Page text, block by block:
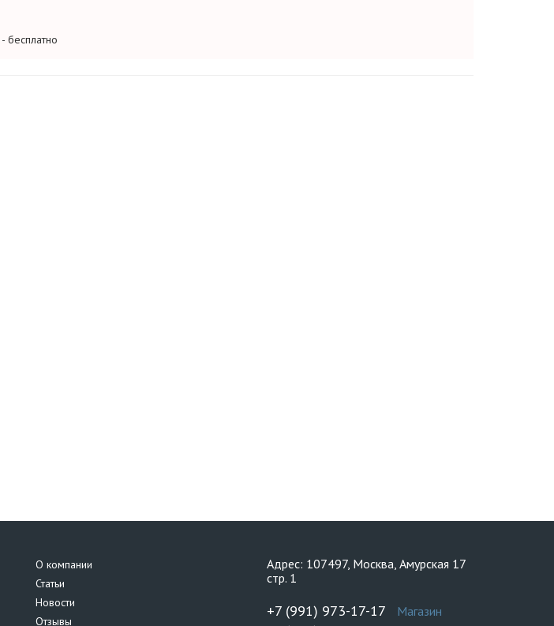
бесплатно
О компании
Статьи
Новости
Отзывы
Адрес: 107497, Москва, Амурская 17
стр. 1
+7 (991) 973-17-17 Магазин